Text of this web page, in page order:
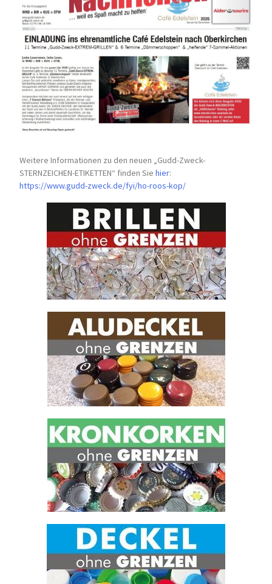
Weitere Informationen zu den neuen „Gudd-Zweck-
STERNZEICHEN-ETIKETTEN“ finden Siehier:
https://www.gudd-zweck.de/fyi/ho-roos-kop/